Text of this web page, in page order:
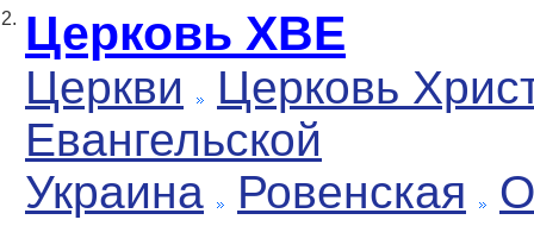
2. Церковь ХВЕ
Церкви
Церковь
Евангельской
Украина
Ровенская